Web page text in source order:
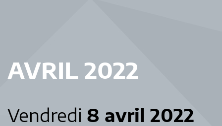
AVRIL 2022
Vendredi 8 avril 2022